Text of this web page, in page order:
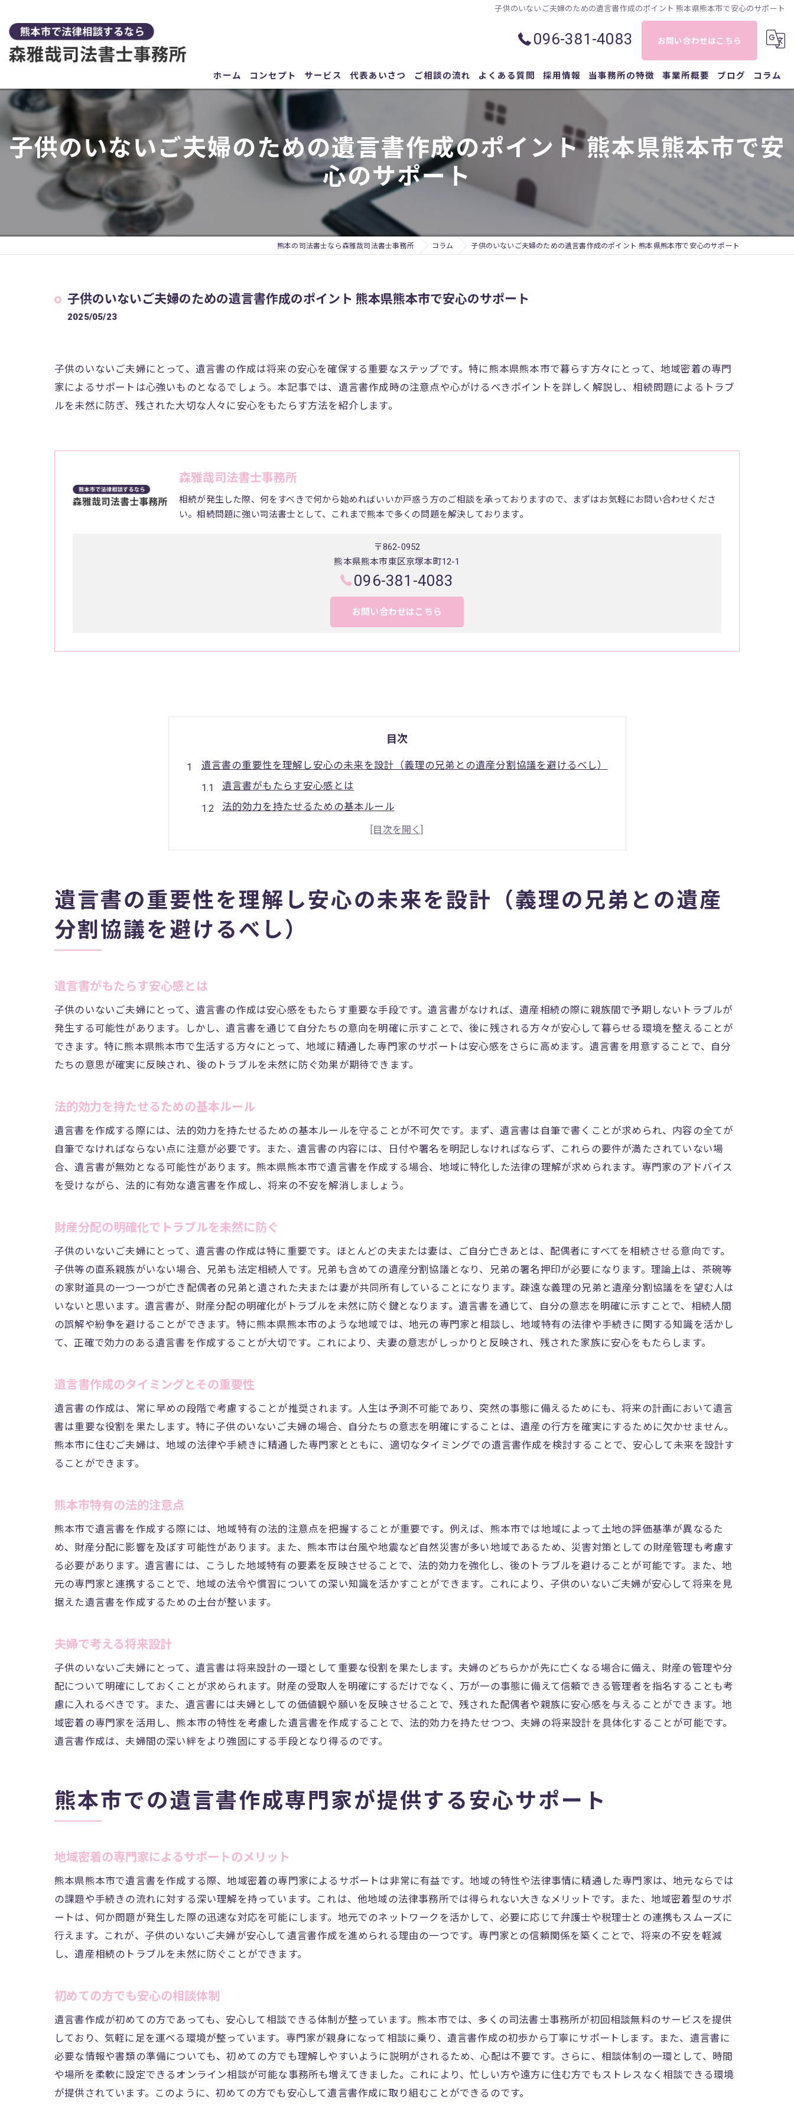
子供のいないご夫婦のための遺言書作成のポイント 熊本県熊本市で安心のサポート
096-381-4083 お問い合わせはこちら
ホーム コンセプト サービス 代表あいさつ ご相談の流れ よくある質問 採用情報 当事務所の特徴
相続
登記
事業所概要 ブログ コラム
子供のいないご夫婦のための遺言書作成のポイント 熊本県熊本市で安
心のサポート
熊本の司法書士なら森雅哉司法書士事務所 コラム 子供のいないご夫婦のための遺言書作成のポイント 熊本県熊本市で安心のサポート
子供のいないご夫婦のための遺言書作成のポイント 熊本県熊本市で安心のサポート
2025/05/23
子供のいないご夫婦にとって、遺言書の作成は将来の安心を確保する重要なステップです。特に熊本県熊本市で暮らす方々にとって、地域密着の専門
家によるサポートは心強いものとなるでしょう。本記事では、遺言書作成時の注意点や心がけるべきポイントを詳しく解説し、相続問題によるトラブ
ルを未然に防ぎ、残された大切な人々に安心をもたらす方法を紹介します。
森雅哉司法書士事務所
相続が発生した際、何をすべきで何から始めればいいか戸惑う方のご相談を承っておりますので、まずはお気軽にお問い合わせくださ
い。相続問題に強い司法書士として、これまで熊本で多くの問題を解決しております。
〒862-0952
熊本県熊本市東区京塚本町12-1
096-381-4083
お問い合わせはこちら
目次
遺言書の重要性を理解し安心の未来を設計（義理の兄弟との遺産分割協議を避けるべし）
遺言書がもたらす安心感とは
法的効力を持たせるための基本ルール
財産分配の明確化でトラブルを未然に防ぐ
遺言書作成のタイミングとその重要性
夫婦で考える将来設計
熊本市での遺言書作成専門家が提供する安心サポート
地域密着の専門家によるサポートのメリット
法律相談の適切なタイミング
専門家選びのポイントと注意点
誤解されがちな遺言書のポイント
トラブルを防ぐための具体例
熊本市のサポート体制とその特徴
遺言書作成の流れとサポート内容
地域密着型サービスの選び方
熊本市での遺言書作成の実例
安心のサポートで未来を設計
子供のいない夫婦のための遺言書作成のポイント
遺言書で確実に意志を伝える方法
親族間のトラブルを避けるための工夫
遺言書に含めるべき具体的な内容
夫婦間で共有すべき情報
専門家との相談で明確化する遺言書内容
遺言書に関する法律とその改正点
遺言書作成におけるステップバイステップガイド
家族が安心できる遺言書の条件
将来を見据えた遺言書の重要性
家族のための遺産分割の工夫
司法書士が語る遺言書の基本とその意義
地域の法律に基づく遺言書作成
司法書士が教える遺言書作成のポイント
遺言書作成後の管理と保管方法
遺言書の重要性を理解し安心の未来を設計（義理の兄弟との遺産
分割協議を避けるべし）
遺言書がもたらす安心感とは
子供のいないご夫婦にとって、遺言書の作成は安心感をもたらす重要な手段です。遺言書がなければ、遺産相続の際に親族間で予期しないトラブルが
発生する可能性があります。しかし、遺言書を通じて自分たちの意向を明確に示すことで、後に残される方々が安心して暮らせる環境を整えることが
できます。特に熊本県熊本市で生活する方々にとって、地域に精通した専門家のサポートは安心感をさらに高めます。遺言書を用意することで、自分
たちの意思が確実に反映され、後のトラブルを未然に防ぐ効果が期待できます。
法的効力を持たせるための基本ルール
遺言書を作成する際には、法的効力を持たせるための基本ルールを守ることが不可欠です。まず、遺言書は自筆で書くことが求められ、内容の全てが
自筆でなければならない点に注意が必要です。また、遺言書の内容には、日付や署名を明記しなければならず、これらの要件が満たされていない場
合、遺言書が無効となる可能性があります。熊本県熊本市で遺言書を作成する場合、地域に特化した法律の理解が求められます。専門家のアドバイス
を受けながら、法的に有効な遺言書を作成し、将来の不安を解消しましょう。
財産分配の明確化でトラブルを未然に防ぐ
子供のいないご夫婦にとって、遺言書の作成は特に重要です。ほとんどの夫または妻は、ご自分亡きあとは、配偶者にすべてを相続させる意向です。
子供等の直系親族がいない場合、兄弟も法定相続人です。兄弟も含めての遺産分割協議となり、兄弟の署名押印が必要になります。理論上は、茶碗等
の家財道具の一つ一つが亡き配偶者の兄弟と遺された夫または妻が共同所有していることになります。疎遠な義理の兄弟と遺産分割協議をを望む人は
いないと思います。遺言書が、財産分配の明確化がトラブルを未然に防ぐ鍵となります。遺言書を通じて、自分の意志を明確に示すことで、相続人間
の誤解や紛争を避けることができます。特に熊本県熊本市のような地域では、地元の専門家と相談し、地域特有の法律や手続きに関する知識を活かし
て、正確で効力のある遺言書を作成することが大切です。これにより、夫妻の意志がしっかりと反映され、残された家族に安心をもたらします。
遺言書作成のタイミングとその重要性
遺言書の作成は、常に早めの段階で考慮することが推奨されます。人生は予測不可能であり、突然の事態に備えるためにも、将来の計画において遺言
書は重要な役割を果たします。特に子供のいないご夫婦の場合、自分たちの意志を明確にすることは、遺産の行方を確実にするために欠かせません。
熊本市に住むご夫婦は、地域の法律や手続きに精通した専門家とともに、適切なタイミングでの遺言書作成を検討することで、安心して未来を設計す
ることができます。
熊本市特有の法的注意点
熊本市で遺言書を作成する際には、地域特有の法的注意点を把握することが重要です。例えば、熊本市では地域によって土地の評価基準が異なるた
め、財産分配に影響を及ぼす可能性があります。また、熊本市は台風や地震など自然災害が多い地域であるため、災害対策としての財産管理も考慮す
る必要があります。遺言書には、こうした地域特有の要素を反映させることで、法的効力を強化し、後のトラブルを避けることが可能です。また、地
元の専門家と連携することで、地域の法令や慣習についての深い知識を活かすことができます。これにより、子供のいないご夫婦が安心して将来を見
据えた遺言書を作成するための土台が整います。
夫婦で考える将来設計
子供のいないご夫婦にとって、遺言書は将来設計の一環として重要な役割を果たします。夫婦のどちらかが先に亡くなる場合に備え、財産の管理や分
配について明確にしておくことが求められます。財産の受取人を明確にするだけでなく、万が一の事態に備えて信頼できる管理者を指名することも考
慮に入れるべきです。また、遺言書には夫婦としての価値観や願いを反映させることで、残された配偶者や親族に安心感を与えることができます。地
域密着の専門家を活用し、熊本市の特性を考慮した遺言書を作成することで、法的効力を持たせつつ、夫婦の将来設計を具体化することが可能です。
遺言書作成は、夫婦間の深い絆をより強固にする手段となり得るのです。
熊本市での遺言書作成専門家が提供する安心サポート
地域密着の専門家によるサポートのメリット
熊本県熊本市で遺言書を作成する際、地域密着の専門家によるサポートは非常に有益です。地域の特性や法律事情に精通した専門家は、地元ならでは
の課題や手続きの流れに対する深い理解を持っています。これは、他地域の法律事務所では得られない大きなメリットです。また、地域密着型のサポ
ートは、何か問題が発生した際の迅速な対応を可能にします。地元でのネットワークを活かして、必要に応じて弁護士や税理士との連携もスムーズに
行えます。これが、子供のいないご夫婦が安心して遺言書作成を進められる理由の一つです。専門家との信頼関係を築くことで、将来の不安を軽減
し、遺産相続のトラブルを未然に防ぐことができます。
初めての方でも安心の相談体制
遺言書作成が初めての方であっても、安心して相談できる体制が整っています。熊本市では、多くの司法書士事務所が初回相談無料のサービスを提供
しており、気軽に足を運べる環境が整っています。専門家が親身になって相談に乗り、遺言書作成の初歩から丁寧にサポートします。また、遺言書に
必要な情報や書類の準備についても、初めての方でも理解しやすいように説明がされるため、心配は不要です。さらに、相談体制の一環として、時間
や場所を柔軟に設定できるオンライン相談が可能な事務所も増えてきました。これにより、忙しい方や遠方に住む方でもストレスなく相談できる環境
が提供されています。このように、初めての方でも安心して遺言書作成に取り組むことができるのです。